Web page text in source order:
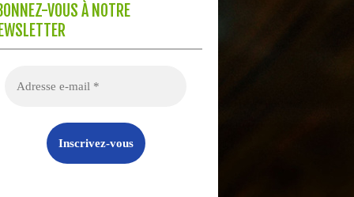
VOUS À NOTRE